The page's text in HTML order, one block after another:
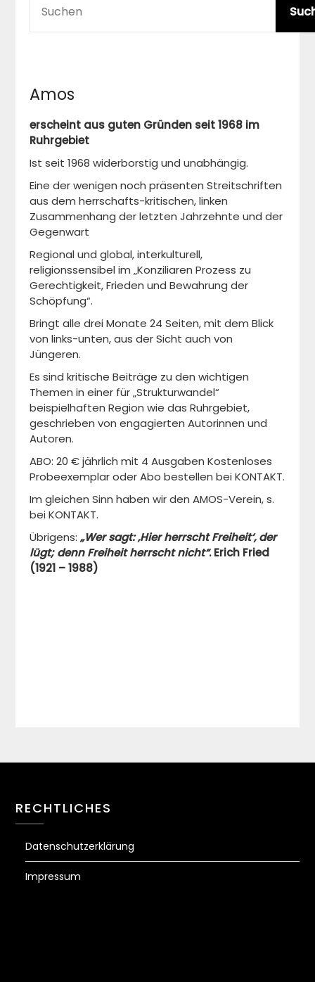
Amos
erscheint aus guten Gründen seit 1968 im
Ruhrgebiet
Ist seit 1968 widerborstig und unabhängig.
Eine der wenigen noch präsenten Streitschriften
aus dem herrschafts-kritischen, linken
Zusammenhang der letzten Jahrzehnte und der
Gegenwart
Regional und global, interkulturell,
religionssensibel im „Konziliaren Prozess zu
Gerechtigkeit, Frieden und Bewahrung der
Schöpfung“.
Bringt alle drei Monate 24 Seiten, mit dem Blick
von links-unten, aus der Sicht auch von
Jüngeren.
Es sind kritische Beiträge zu den wichtigen
Themen in einer für „Strukturwandel“
beispielhaften Region wie das Ruhrgebiet,
geschrieben von engagierten Autorinnen und
Autoren.
ABO: 20 € jährlich mit 4 Ausgaben Kostenloses
Probeexemplar oder Abo bestellen bei KONTAKT.
Im gleichen Sinn haben wir den AMOS-Verein, s.
bei KONTAKT.
Übrigens: „Wer sagt: ‚Hier herrscht Freiheit‘, der
lügt; denn Freiheit herrscht nicht“. Erich Fried
(1921 – 1988)
RECHTLICHES
Datenschutzerklärung
Impressum